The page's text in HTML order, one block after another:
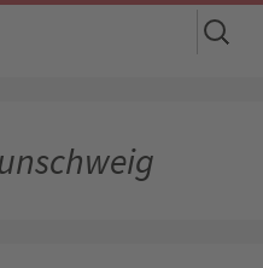
Suchen
nach: